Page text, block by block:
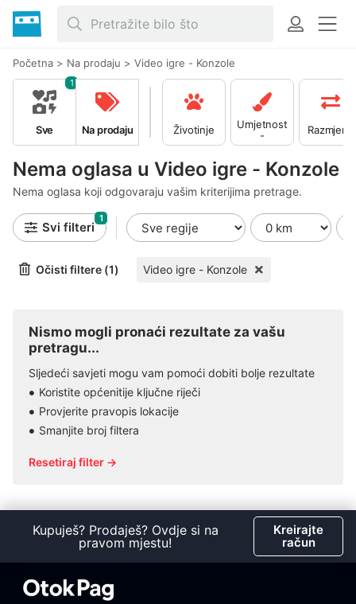
Početna > Na prodaju > Video igre - Konzole
Nema oglasa u Video igre - Konzole
Nema oglasa koji odgovaraju vašim kriterijima pretrage.
Sve
1
Na prodaju Životinje
Umjetnost
-
Kolekciona
Razmjena
Svi filteri
1
Očisti filtere (1) Video igre - Konzole
Nismo mogli pronaći rezultate za vašu
pretragu...
Sljedeći savjeti mogu vam pomoći dobiti bolje rezultate
Koristite općenitije ključne riječi
Provjerite pravopis lokacije
Smanjite broj filtera
Resetiraj filter →
Kupuješ? Prodaješ? Ovdje si na
pravom mjestu!
Kreirajte
račun